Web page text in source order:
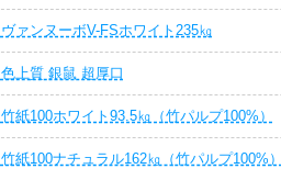
ヴァンヌーボV-FSホワイト235㎏
色上質 銀鼠 超厚口
竹紙100ホワイト93.5㎏（竹パルプ100%）
竹紙100ナチュラル162㎏（竹パルプ100%）